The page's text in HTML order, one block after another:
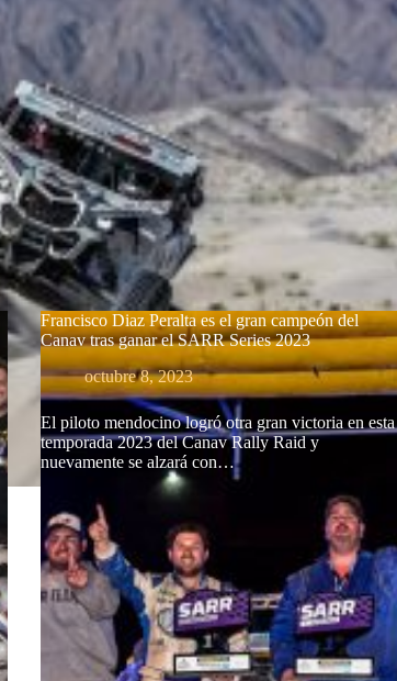
Francisco Diaz Peralta es el gran campeón del
Canav tras ganar el SARR Series 2023
octubre 8, 2023
El piloto mendocino logró otra gran victoria en esta
temporada 2023 del Canav Rally Raid y
nuevamente se alzará con…